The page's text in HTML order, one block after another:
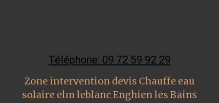
Téléphone: 09 72 59 92 29
Zone intervention devis Chauffe eau
solaire elm leblanc Enghien les Bains